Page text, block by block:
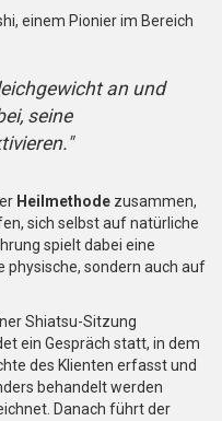
einem Pionier im Bereich
an und
seine
Heilmethode zusammen,
sich selbst auf natürliche
spielt dabei eine
physische, sondern auch auf
Shiatsu-Sitzung
ein Gespräch statt, in dem
des Klienten erfasst und
behandelt werden
Danach führt der